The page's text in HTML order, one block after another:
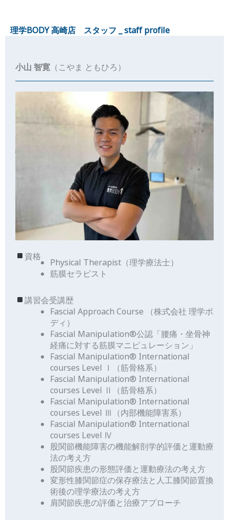
理学BODY 高崎店 スタッフ _ staff profile
小山 智寛 （こやま ともひろ）
資格
Physical Therapist（理学療法士）
筋膜セラピスト
講習会受講歴
Fascial Approach Course （株式会社 理学ボ
ディ）
Fascial Manipulation®公認「腰痛・坐骨神
経痛に対する筋膜マニピュレーション」
Fascial Manipulation® International
courses Level Ⅰ（筋骨格系）
Fascial Manipulation® International
courses Level Ⅱ（筋骨格系）
Fascial Manipulation® International
courses Level Ⅲ（内部機能障害系）
Fascial Manipulation®︎ International
courses Level Ⅳ
股関節機能障害の機能解剖学的評価と運動療
法の考え方
股関節疾患の形態評価と運動療法の考え方
変形性膝関節症の保存療法と人工膝関節置換
術後の理学療法の考え方
肩関節疾患の評価と治療アプローチ